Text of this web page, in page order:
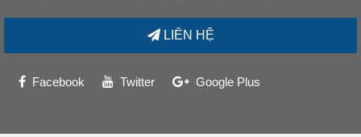
LIÊN HỆ
Facebook Twitter Google Plus